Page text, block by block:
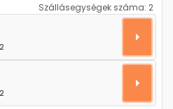
Szállásegységek száma: 2
a
2
2